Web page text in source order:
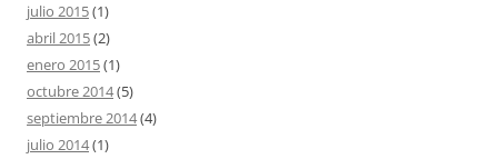
julio 2015(1)
abril 2015(2)
enero 2015(1)
octubre 2014(5)
septiembre 2014(4)
julio 2014(1)